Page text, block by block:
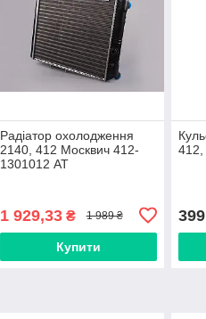
Радіатор охолодження
2140, 412 Москвич 412-
1301012 AT
1 929,33₴ 1 989 ₴
Купити
399